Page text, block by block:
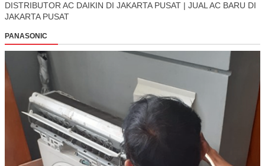
DISTRIBUTOR AC DAIKIN DI JAKARTA PUSAT | JUAL AC BARU DI
JAKARTA PUSAT
PANASONIC